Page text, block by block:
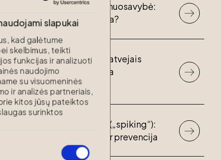
slapukai
kad galėtume
skelbimus, teikti
funkcijas ir analizuoti
naudojimo
su visuomeninės
ir analizės partneriais,
kitos jūsų pateiktos
surinktos
Asmeninė sutuoktinio nuosavybė:
kada ji gali tapti bendra?
Testamentas: ar visais atvejais
palikėjo valios paisoma
besąlygiškai?
Tyčinis apsvaiginimas („spiking“):
pavojus, atsakomybė ir prevencija